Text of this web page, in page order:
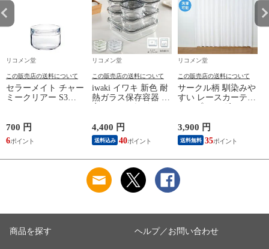
リコメン堂
この販売店の送料について
セラーメイト チャー
ミークリアー S3
700 円
6
リコメン堂
この販売店の送料について
iwaki イワキ 新色 耐
熱ガラス保存容器 7
ンジ システムセット
PC-PRN7G4 PC-
PRN7GY2 耐熱ガラ
【送料無料】
4,400 円
送料込み 40
リコメン堂
この販売店の送料について
サークル柄 馴染みや
すい レースカーテン
エネ 節電 レースカ
ーテン おしゃれ 北
欧 柄物 新生活 一人
3,900 円
送料無料 35
商品を探す ヘルプ／お問い合わせ